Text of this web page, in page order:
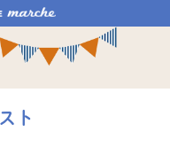
ト